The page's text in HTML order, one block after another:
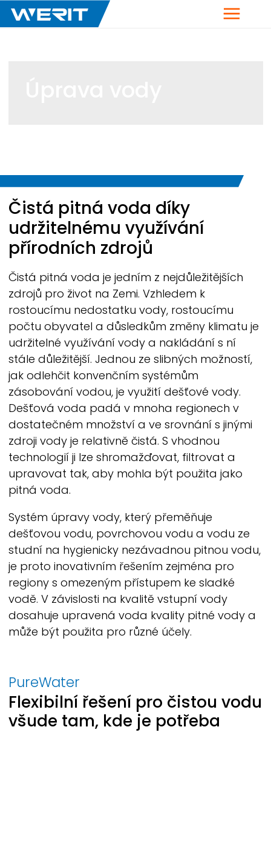
Menu
Breadcrumb
Čistá pitná voda díky
udržitelnému využívání
přírodních zdrojů
Čistá pitná voda je jedním z nejdůležitějších
zdrojů pro život na Zemi. Vzhledem k
rostoucímu nedostatku vody, rostoucímu
počtu obyvatel a důsledkům změny klimatu je
udržitelné využívání vody a nakládání s ní
stále důležitější. Jednou ze slibných možností,
jak odlehčit konvenčním systémům
zásobování vodou, je využití dešťové vody.
Dešťová voda padá v mnoha regionech v
dostatečném množství a ve srovnání s jinými
zdroji vody je relativně čistá. S vhodnou
technologií ji lze shromažďovat, filtrovat a
upravovat tak, aby mohla být použita jako
pitná voda.
Systém úpravy vody, který přeměňuje
dešťovou vodu, povrchovou vodu a vodu ze
studní na hygienicky nezávadnou pitnou vodu,
je proto inovativním řešením zejména pro
regiony s omezeným přístupem ke sladké
vodě. V závislosti na kvalitě vstupní vody
dosahuje upravená voda kvality pitné vody a
může být použita pro různé účely.
PureWater
Flexibilní řešení pro čistou vodu
všude tam, kde je potřeba